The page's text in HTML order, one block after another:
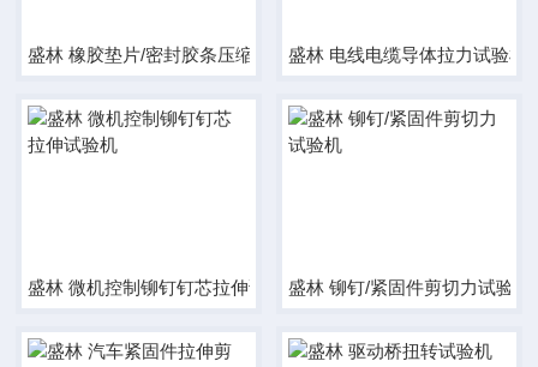
盛林 橡胶垫片/密封胶条压缩模量试验机盛林 电线电缆导体拉力试验机
盛林 微机控制铆钉钉芯拉伸试验机盛林 铆钉/紧固件剪切力试验机